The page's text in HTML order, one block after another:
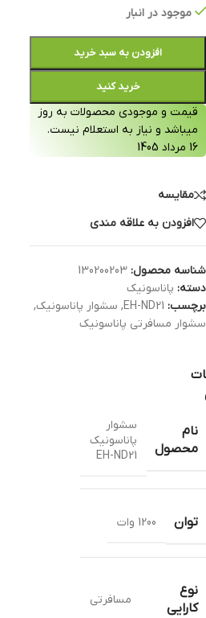
موجود در انبار
افزودن به سبد خرید
خرید کنید
قیمت و موجودی محصولات به روز
میباشد و نیاز به استعلام نیست.
16 مرداد 1405
مقایسه
افزودن به علاقه مندی
شناسه محصول: 130200203
دسته: پاناسونیک
برچسب: EH-ND21
, سشوار پاناسونیک,
سشوار مسافرتی پاناسونیک
نام
محصول
سشوار
پاناسونیک
EH-ND21
توان 1200 وات
نوع
کارایی
مسافرتی